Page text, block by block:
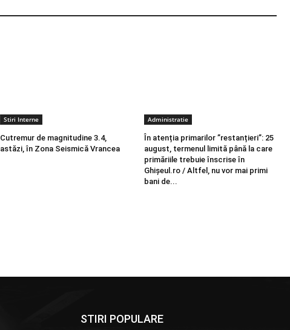
Stiri Interne
Cutremur de magnitudine 3.4,
astăzi, în Zona Seismică Vrancea
Administratie
În atenția primarilor ”restanțieri”: 25
august, termenul limită până la care
primăriile trebuie înscrise în
Ghișeul.ro / Altfel, nu vor mai primi
bani de...
STIRI POPULARE